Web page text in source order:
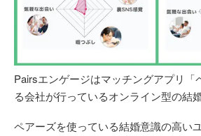
Pairsエンゲージはマッチングアプリ「
る会社が行っているオンライン型の結婚
ペアーズを使っている結婚意識の高い